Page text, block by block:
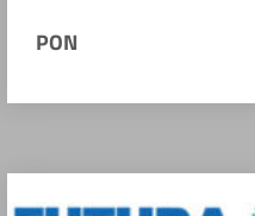
PON